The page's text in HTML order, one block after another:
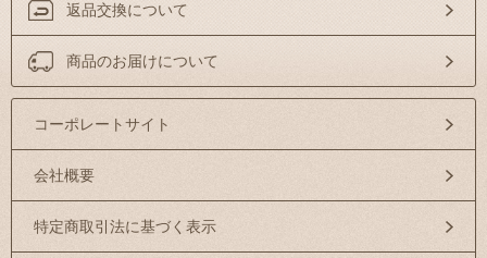
返品交換について
商品のお届けについて
コーポレートサイト
会社概要
特定商取引法に基づく表示